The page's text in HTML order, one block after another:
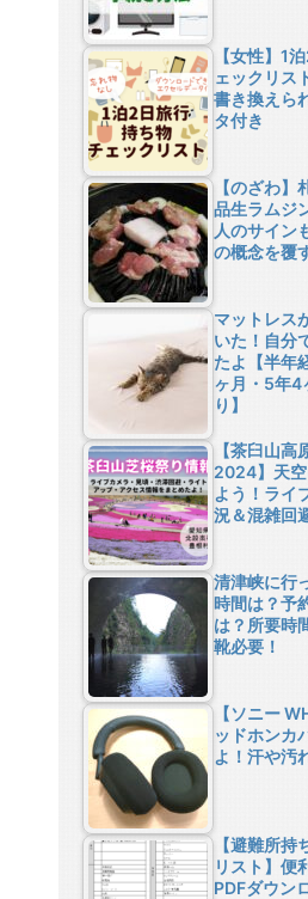
【女性】1
ェックリス
書き換えら
タ付き
【のざわ
品生ラムジ
人のサイン
の概念を覆
マットレス
いた！自分
たよ【半年
ヶ月・5年4
り】
【茶臼山高
2024】天
よう！ライ
況＆混雑回
清津峡に行
時間は？予
は？所要時
靴必要！
【ソニー
ッドホンカ
よ！汗や汚
【避難所
リスト】便
PDFダウン